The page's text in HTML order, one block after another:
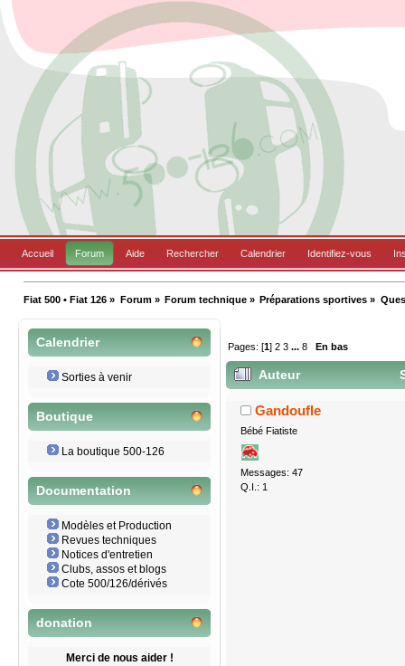
Accueil Forum Aide Rechercher Calendrier Identifiez-vous
Fiat 500 • Fiat 126 » Forum» Forum technique» Préparations sportives »
Calendrier
Sorties à venir
Boutique
La boutique 500-126
Documentation
Modèles et Production
Revues techniques
Notices d'entretien
Clubs, assos et blogs
Cote 500/126/dérivés
donation
Merci de nous aider !
Pages: [1]2 3 ...8 En bas
Auteur
Gandoufle
Bébé Fiatiste
Messages: 47
Q.I.: 1